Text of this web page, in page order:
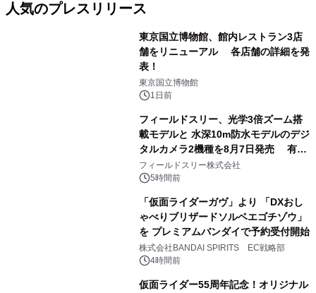
人気のプレスリリース
東京国立博物館、館内レストラン3店
舗をリニューアル 各店舗の詳細を発
表！
東京国立博物館
1日前
フィールドスリー、光学3倍ズーム搭
載モデルと 水深10m防水モデルのデジ
タルカメラ2機種を8月7日発売 有効
約1300万画素、用途別に選べるコンデ
ジ新登場
フィールドスリー株式会社
5時間前
「仮面ライダーガヴ」より 「DXおし
ゃべりブリザードソルベエゴチゾウ」
を プレミアムバンダイで予約受付開始
株式会社BANDAI SPIRITS EC戦略部
4時間前
仮面ライダー55周年記念！オリジナル